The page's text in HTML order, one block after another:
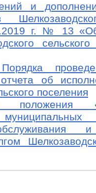
и
г. № 13
отчета об
поселения
положения